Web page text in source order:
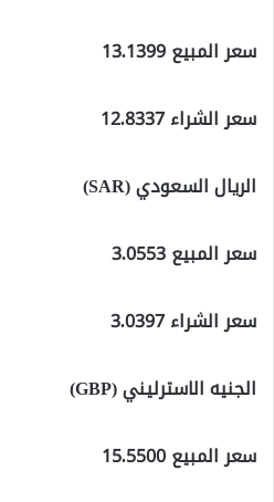
سعر المبيع 13.1399
سعر الشراء 12.8337
الريال السعودي (SAR)
سعر المبيع 3.0553
سعر الشراء 3.0397
الجنيه الاسترليني (GBP)
سعر المبيع 15.5500